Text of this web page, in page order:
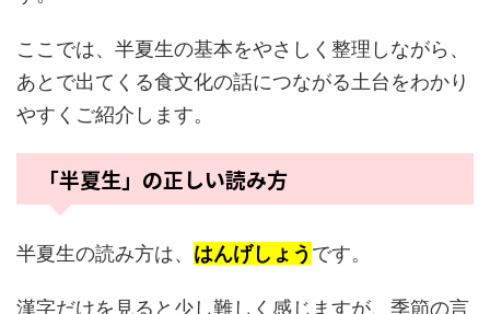
ここでは、半夏生の基本をやさしく整理しながら、
あとで出てくる食文化の話につながる土台をわかり
やすくご紹介します。
「半夏生」の正しい読み方
半夏生の読み方は、 はんげしょう です。
漢字だけを見ると少し難しく感じますが、季節の言